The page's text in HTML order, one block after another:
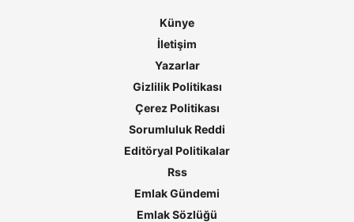
Künye
İletişim
Yazarlar
Gizlilik Politikası
Çerez Politikası
Sorumluluk Reddi
Editöryal Politikalar
Rss
Emlak Gündemi
Emlak Sözlüğü